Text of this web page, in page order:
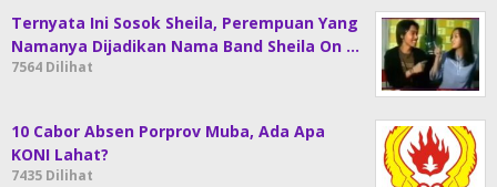
Ternyata Ini Sosok Sheila, Perempuan Yang
Namanya Dijadikan Nama Band Sheila On …
7564 Dilihat
10 Cabor Absen Porprov Muba, Ada Apa
KONI Lahat?
7435 Dilihat